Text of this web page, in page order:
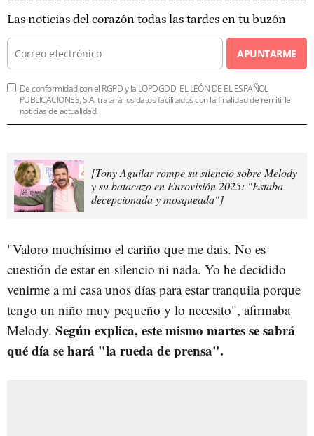
Las noticias del corazón todas las tardes en tu buzón
APUNTARME
De conformidad con el RGPD y la LOPDGDD, EL LEÓN DE EL ESPAÑOL
PUBLICACIONES, S.A. tratará los datos facilitados con la finalidad de remitirle
noticias de actualidad.
[Tony Aguilar rompe su silencio sobre Melody
y su batacazo en Eurovisión 2025: "Estaba
decepcionada y mosqueada"]
"Valoro muchísimo el cariño que me dais. No es
cuestión de estar en silencio ni nada. Yo he decidido
venirme a mi casa unos días para estar tranquila porque
tengo un niño muy pequeño y lo necesito", afirmaba
Melody. Según explica, este mismo martes se sabrá
qué día se hará "la rueda de prensa".